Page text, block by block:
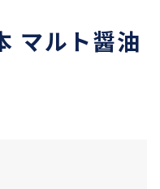
マルト醤油